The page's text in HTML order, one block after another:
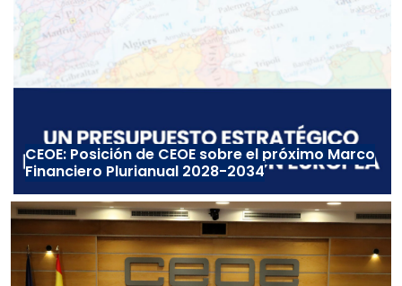
CEOE: Posición de CEOE sobre el próximo Marco
Financiero Plurianual 2028-2034